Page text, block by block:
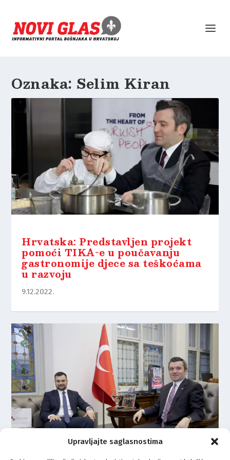
Upravljajte saglasnostima
Oznaka: Selim Kiran
Hrvatska: Predstavljen projekt
pomoći TIKA-e u poučavanju
gastronomije djece sa teškoćama
u razvoju
9.12.2022.